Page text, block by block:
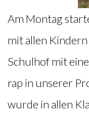
Am Montag
mit allen
Schulhof mit
rap in unserer
wurde in allen